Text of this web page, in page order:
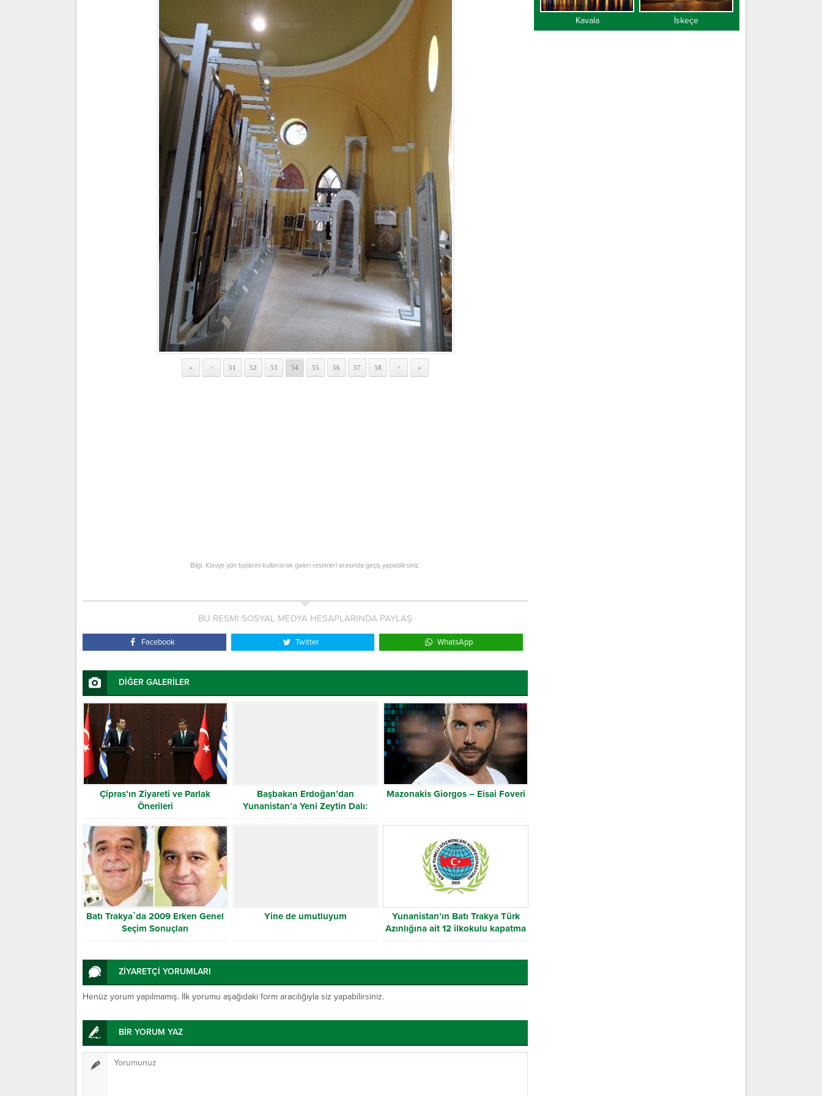
« < 51 52 53 54 55 56 57 58 > »
Bilgi: Klavye yön tuşlarını kullanarak galeri resimleri arasında geçiş yapabilirsiniz.
BU RESMİ SOSYAL MEDYA HESAPLARINDA PAYLAŞ
Facebook Twitter WhatsApp
DİĞER GALERİLER
Çipras’ın Ziyareti ve Parlak
Önerileri
Başbakan Erdoğan’dan
Yunanistan’a Yeni Zeytin Dalı:
“Sakin Ege!”
Mazonakis Giorgos – Eisai Foveri
Batı Trakya`da 2009 Erken Genel
Seçim Sonuçları
Yine de umutluyum
Yunanistan’ın Batı Trakya Türk
Azınlığına ait 12 ilkokulu kapatma
kararına tepki
ZİYARETÇİ YORUMLARI
Henüz yorum yapılmamış. İlk yorumu aşağıdaki form aracılığıyla siz yapabilirsiniz.
BİR YORUM YAZ
Kavala İskeçe